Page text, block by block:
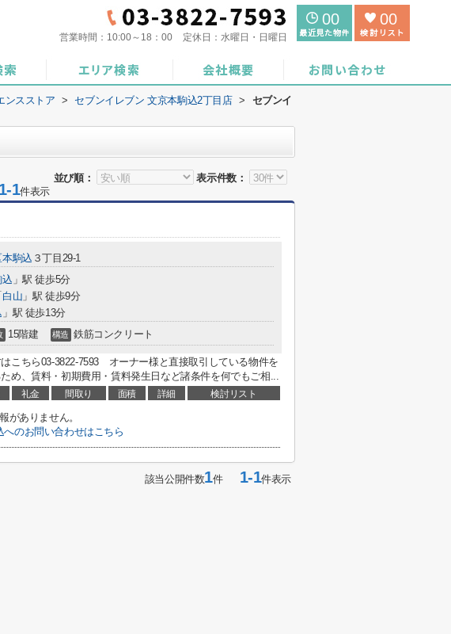
営業時間： 10:00～18：00 定休日： 水曜日・日曜日
00 00
ンスストア > セブンイレブン 文京本駒込2丁目店 >
セブンイ
並び順： 表示件数：
1件表示
本駒込 ３丁目29-1
込 」駅 徒歩5分
白山 」駅 徒歩9分
」駅 徒歩13分
15階建 構造 鉄筋コンクリート
こちら03-3822-7593 オーナー様と直接取引している物件を
め、賃料・初期費用・賃料発生日など諸条件を何でもご相...
礼金 間取り 面積 詳細 検討リスト
がありません。
へのお問い合わせはこちら
該当公開件数1件1-1件表示